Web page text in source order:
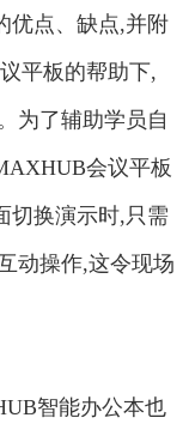
优点、缺点,并附
平板的帮助下,
为了辅助学员自
会议平板
切换演示时,只需
动操作,这令现场
智能办公本也